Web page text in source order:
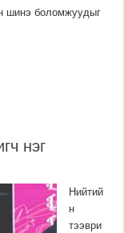
шинэ боломжуудыг
нэг
Нийтий
н
тээври